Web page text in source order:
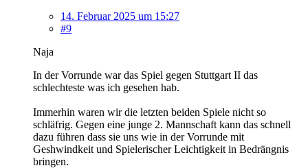
14. Februar 2025 um 15:27
#9
Naja
In der Vorrunde war das Spiel gegen Stuttgart II das
schlechteste was ich gesehen hab.
Immerhin waren wir die letzten beiden Spiele nicht so
schläfrig. Gegen eine junge 2. Mannschaft kann das schnell
dazu führen dass sie uns wie in der Vorrunde mit
Geshwindkeit und Spielerischer Leichtigkeit in Bedrängnis
bringen.